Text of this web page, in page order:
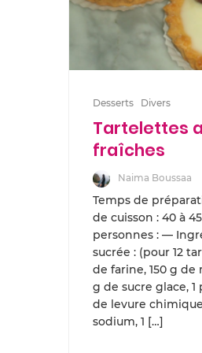
Desserts Divers
Tartelettes
fraîches
Naima Boussaa
Temps de
de cuisson : 40 à
personnes : —
sucrée : (pour 12
de farine, 150 g
g de sucre glace, 1
de levure
sodium, 1 […]